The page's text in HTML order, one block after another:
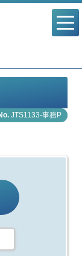
JTS1133-事務P